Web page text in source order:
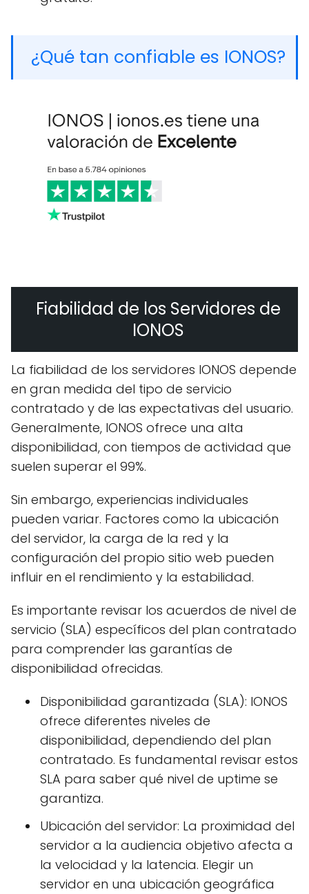
¿Qué tan confiable es IONOS?
Fiabilidad de los Servidores de
IONOS
La fiabilidad de los servidores IONOS depende
en gran medida del tipo de servicio
contratado y de las expectativas del usuario.
Generalmente, IONOS ofrece una alta
disponibilidad, con tiempos de actividad que
suelen superar el 99%.
Sin embargo, experiencias individuales
pueden variar. Factores como la ubicación
del servidor, la carga de la red y la
configuración del propio sitio web pueden
influir en el rendimiento y la estabilidad.
Es importante revisar los acuerdos de nivel de
servicio (SLA) específicos del plan contratado
para comprender las garantías de
disponibilidad ofrecidas.
Disponibilidad garantizada (SLA): IONOS
ofrece diferentes niveles de
disponibilidad, dependiendo del plan
contratado. Es fundamental revisar estos
SLA para saber qué nivel de uptime se
garantiza.
Ubicación del servidor: La proximidad del
servidor a la audiencia objetivo afecta a
la velocidad y la latencia. Elegir un
servidor en una ubicación geográfica